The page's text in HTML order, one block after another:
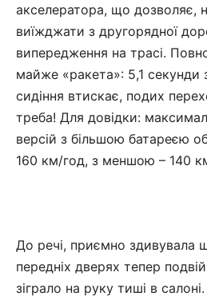
акселератора, що дозволяє,
виїжджати з другорядної
випередження на трасі.
майже «ракета»: 5,1 секунди
сидіння втискає, подих
треба! Для довідки:
версій з більшою батареєю
160 км/год, з меншою – 140
До речі, приємно здивувала
передніх дверях тепер
зіграло на руку тиші в